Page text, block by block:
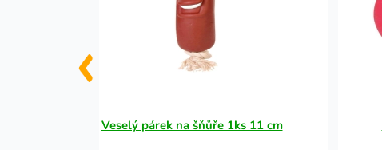
Veselý párek na šňůře 1ks 11 cm